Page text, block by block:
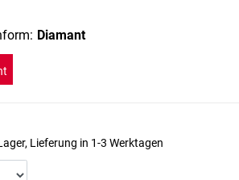
Diamant
Lieferung in 1-3 Werktagen